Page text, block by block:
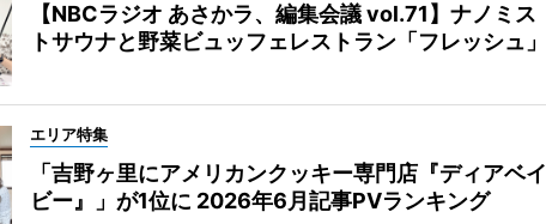
【NBCラジオ あさかラ、編集会議 vol.71】ナノミス
トサウナと野菜ビュッフェレストラン「フレッシュ」
エリア特集
「吉野ヶ里にアメリカンクッキー専門店『ディアベイ
ビー』」が1位に 2026年6月記事PVランキング